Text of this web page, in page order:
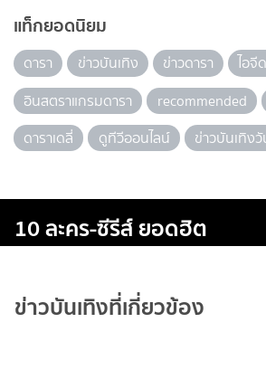
แท็กยอดนิยม
ดารา ข่าวบันเทิง ข่าวดารา
ไอจี
อินสตราแกรมดารา
recommended
ดาราเดลี่
ดูทีวีออนไลน์ ข่าวบันเทิง
10 ละคร-ซีรีส์ ยอดฮิต
ข่าวบันเทิงที่เกี่ยวข้อง